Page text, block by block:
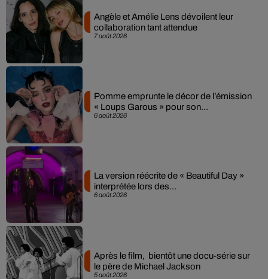
7 août 2026
Angèle et Amélie Lens dévoilent leur
collaboration tant attendue
6 août 2026
Pomme emprunte le décor de l’émission
« Loups Garous » pour son...
6 août 2026
La version réécrite de « Beautiful Day »
interprétée lors des...
5 août 2026
Après le film, bientôt une docu-série sur
le père de Michael Jackson